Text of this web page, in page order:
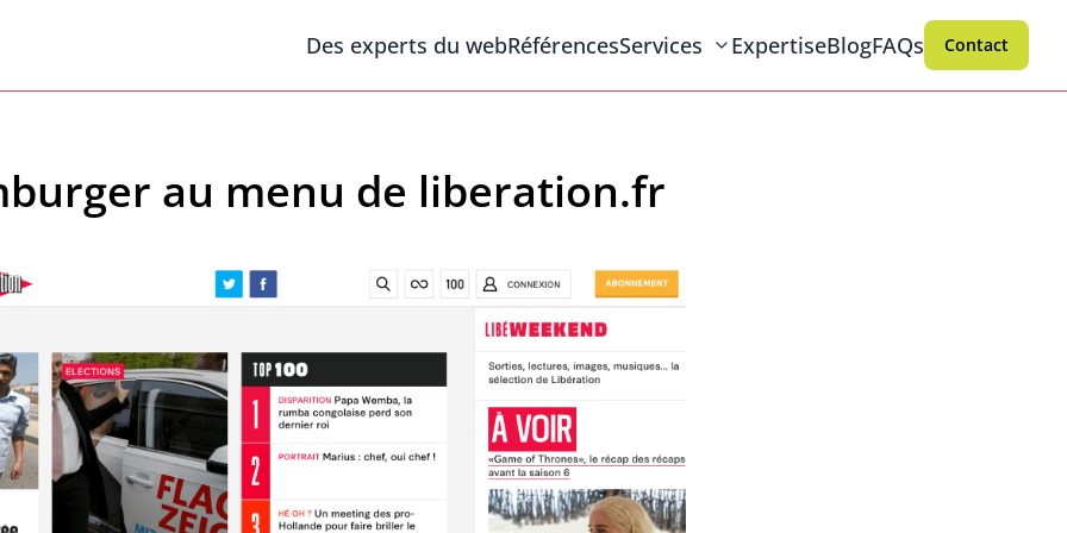
Des experts du webRéférencesServices ExpertiseBlogFAQs Contact
au menu de liberation.fr